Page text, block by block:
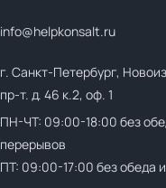
info@helpkonsalt.ru
г. Санкт-Петербург,
пр-т. д. 46 к.2, оф. 1
ПН-ЧТ: 09:00-18:00 без
перерывов
ПТ: 09:00-17:00 без обеда